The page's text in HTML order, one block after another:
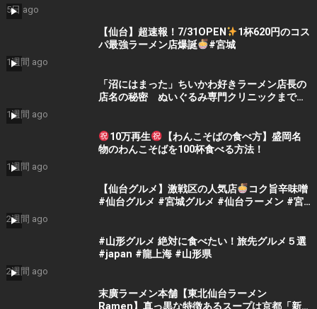
5日 ago
【仙台】超速報！7/31OPEN
1杯620円のコス
パ最強ラーメン店爆誕
#宮城
1週間 ago
「沼にはまった」ちいかわ好きラーメン店長の
店名の秘密 ぬいぐるみ専門クリニックまで生
1週間 ago
10万再生
【わんこそばの食べ方】盛岡名
物のわんこそばを100杯食べる方法！
1週間 ago
【仙台グルメ】激戦区の人気店
コク旨辛味噌
#仙台グルメ #宮城グルメ #仙台ラーメン #宮
2週間 ago
#山形グルメ 絶対に食べたい！旅先グルメ５選
#japan #龍上海 #山形県
2週間 ago
末廣ラーメン本舗【東北仙台ラーメン